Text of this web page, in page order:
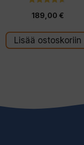
5:stä
189,00 €
Lisää ostoskoriin